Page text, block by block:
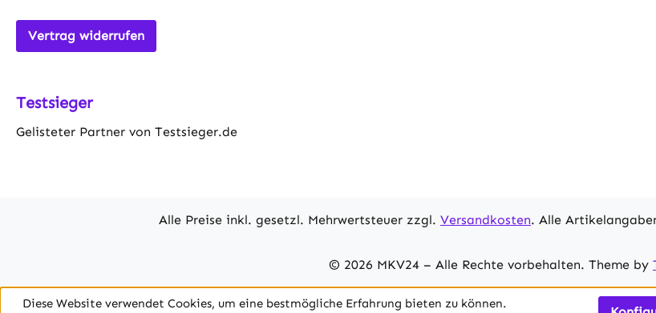
Vertrag widerrufen
Testsieger
Gelisteter Partner von Testsieger.de
Alle Preise inkl. gesetzl. Mehrwertsteuer zzgl. Versandkosten. Alle
© 2026 MKV24 – Alle Rechte vorbehalten. Theme by
Diese Website verwendet Cookies, um eine bestmögliche Erfahrung bieten zu können.